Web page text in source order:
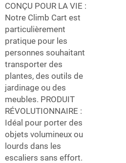
CONÇU POUR LA VIE :
Notre Climb Cart est
particulièrement
pratique pour les
personnes souhaitant
transporter des
plantes, des outils de
jardinage ou des
meubles. PRODUIT
RÉVOLUTIONNAIRE :
Idéal pour porter des
objets volumineux ou
lourds dans les
escaliers sans effort.